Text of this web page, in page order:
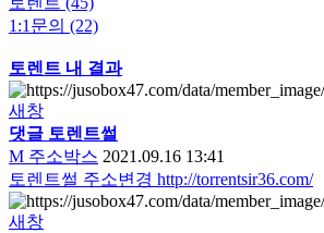
1:1문의 (22)
토렌트 내 결과
새창
댓글 토렌트썰
M 주소박스 2021.09.16 13:41
토렌트썰 주소변경 http://torrentsir36.com/
새창